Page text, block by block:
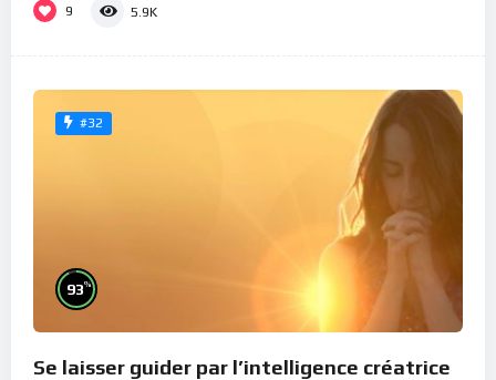
9 5.9K
#32
93%
Se laisser guider par l’intelligence créatrice